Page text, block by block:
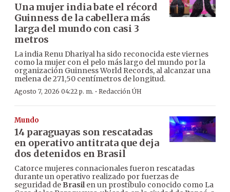
Una mujer india bate el récord
Guinness de la cabellera más
larga del mundo con casi 3
metros
La india Renu Dhariyal ha sido reconocida este viernes
como la mujer con el pelo más largo del mundo por la
organización Guinness World Records, al alcanzar una
melena de 271,50 centímetros de longitud.
Agosto 7, 2026 04:22 p. m. · Redacción ÚH
Mundo
14 paraguayas son rescatadas
en operativo antitrata que deja
dos detenidos en Brasil
Catorce mujeres connacionales fueron rescatadas
durante un operativo realizado por fuerzas de
seguridad de Brasilen un prostíbulo conocido como La